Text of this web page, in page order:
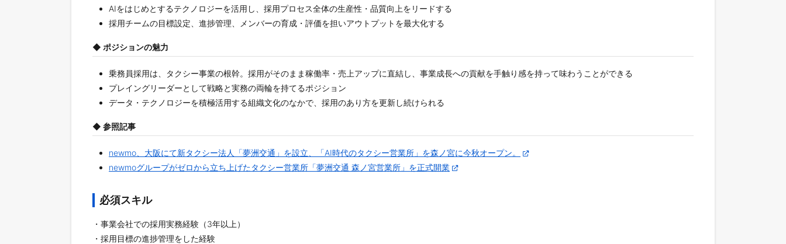
AIをはじめとするテクノロジーを活用し、採用プロセス全体の生産性・品質向上をリードする
採用チームの目標設定、進捗管理、メンバーの育成・評価を担いアウトプットを最大化する
◆ ポジションの魅力
乗務員採用は、タクシー事業の根幹。採用がそのまま稼働率・売上アップに直結し、事業成長への貢献を手触り感を持って味わうことができる
プレイングリーダーとして戦略と実務の両輪を持てるポジション
データ・テクノロジーを積極活用する組織文化のなかで、採用のあり方を更新し続けられる
◆ 参照記事
newmo、大阪にて新タクシー法人「夢洲交通」を設立、「AI時代のタクシー営業所」を森ノ宮に今秋オープン。
newmoグループがゼロから立ち上げたタクシー営業所「夢洲交通 森ノ宮営業所」を正式開業
必須スキル
・事業会社での採用実務経験（3年以上）
・採用目標の進捗管理をした経験